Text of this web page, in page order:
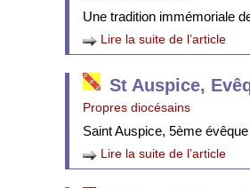
Une tradition immémoriale
Lire la suite de l’article
St Auspice,
Propres diocésains
Saint Auspice, 5ème
Lire la suite de l’article